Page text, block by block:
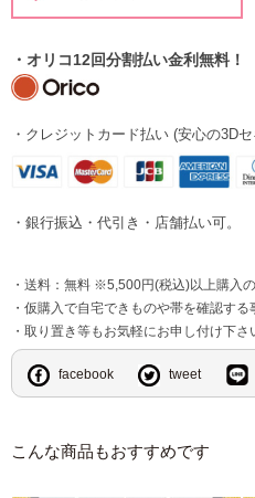
・オリコ12回分割払い金利無料！
・クレジットカード払い (安心の3D
・銀行振込・代引き・店舗払い可。
・送料：無料 ※5,500円(税込)以上購入の
・仮購入で自宅できものや帯を確認する
・取り置き等もお気軽にお申し付け下さ
facebook tweet
こんな商品もおすすめです